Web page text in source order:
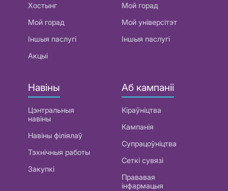
Хостынг
Мой горад
Іншыя паслугі
Акцыі
Мой горад
Мой універсітэт
Іншыя паслугі
Навіны
Цэнтральныя
навіны
Навіны філіялаў
Тэхнічныя работы
Закупкі
Аб кампаніі
Кіраўніцтва
Кампанія
Супрацоўніцтва
Сеткі сувязі
Прававая
інфармацыя